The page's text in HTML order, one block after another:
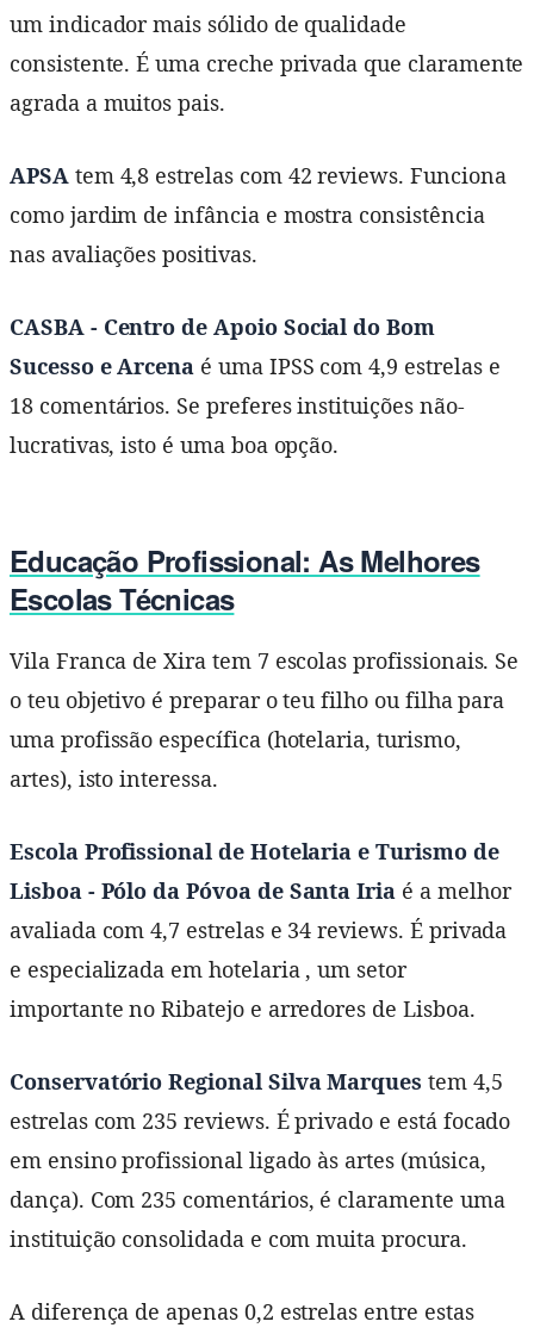
um indicador mais sólido de qualidade
consistente. É uma creche privada que claramente
agrada a muitos pais.
APSA tem 4,8 estrelas com 42 reviews. Funciona
como jardim de infância e mostra consistência
nas avaliações positivas.
CASBA - Centro de Apoio Social do Bom
Sucesso e Arcena é uma IPSS com 4,9 estrelas e
18 comentários. Se preferes instituições não-
lucrativas, isto é uma boa opção.
Educação Profissional: As Melhores
Escolas Técnicas
Vila Franca de Xira tem 7 escolas profissionais. Se
o teu objetivo é preparar o teu filho ou filha para
uma profissão específica (hotelaria, turismo,
artes), isto interessa.
Escola Profissional de Hotelaria e Turismo de
Lisboa - Pólo da Póvoa de Santa Iria é a melhor
avaliada com 4,7 estrelas e 34 reviews. É privada
e especializada em hotelaria , um setor
importante no Ribatejo e arredores de Lisboa.
Conservatório Regional Silva Marques tem 4,5
estrelas com 235 reviews. É privado e está focado
em ensino profissional ligado às artes (música,
dança). Com 235 comentários, é claramente uma
instituição consolidada e com muita procura.
A diferença de apenas 0,2 estrelas entre estas